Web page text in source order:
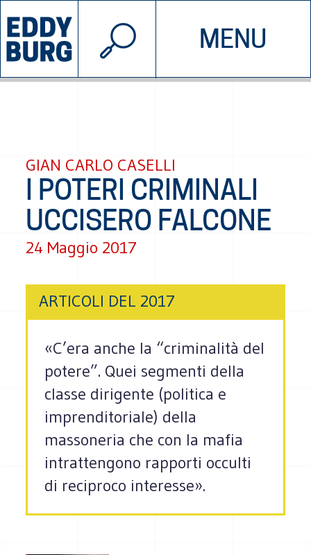
MENU
INIZIATIVE CHI SIAMO
© 2026 EDDYBURG
GIAN CARLO CASELLI
I POTERI CRIMINALI
UCCISERO FALCONE
24 Maggio 2017
ARTICOLI DEL 2017
«C’era anche la “criminalità del
potere”. Quei segmenti della
classe dirigente (politica e
imprenditoriale) della
massoneria che con la mafia
intrattengono rapporti occulti
di reciproco interesse».